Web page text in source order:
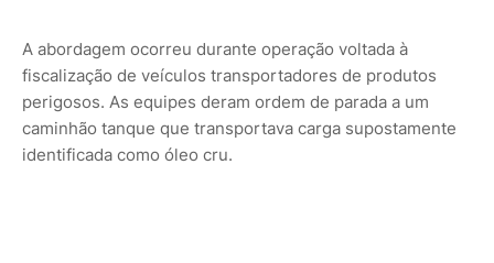
A abordagem ocorreu durante operação voltada à
fiscalização de veículos transportadores de produtos
perigosos. As equipes deram ordem de parada a um
caminhão tanque que transportava carga supostamente
identificada como óleo cru.